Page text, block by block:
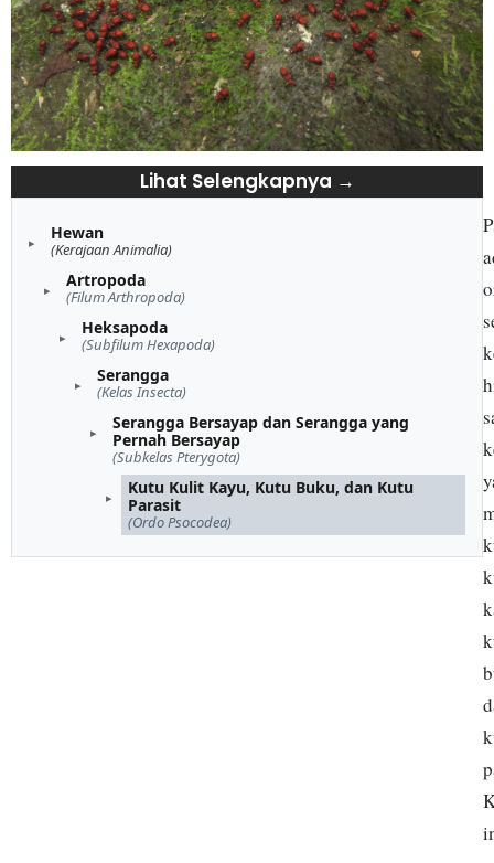
Lihat Selengkapnya →
Hewan
(Kerajaan Animalia)
Artropoda
(Filum Arthropoda)
Heksapoda
(Subfilum Hexapoda)
Serangga
(Kelas Insecta)
Serangga Bersayap dan Serangga yang
Pernah Bersayap
(Subkelas Pterygota)
Kutu Kulit Kayu, Kutu Buku, dan Kutu
Parasit
(Ordo Psocodea)